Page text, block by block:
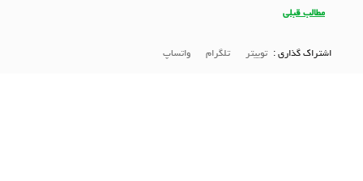
مطالب قبلی
اشتراک گذاری : توییتر تلگرام واتساپ